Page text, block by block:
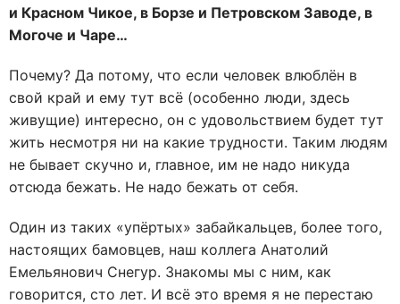
и Красном Чикое, в Борзе и Петровском Заводе, в
Могоче и Чаре…
Почему? Да потому, что если человек влюблён в
свой край и ему тут всё (особенно люди, здесь
живущие) интересно, он с удовольствием будет тут
жить несмотря ни на какие трудности. Таким людям
не бывает скучно и, главное, им не надо никуда
отсюда бежать. Не надо бежать от себя.
Один из таких «упёртых» забайкальцев, более того,
настоящих бамовцев, наш коллега Анатолий
Емельянович Снегур. Знакомы мы с ним, как
говорится, сто лет. И всё это время я не перестаю